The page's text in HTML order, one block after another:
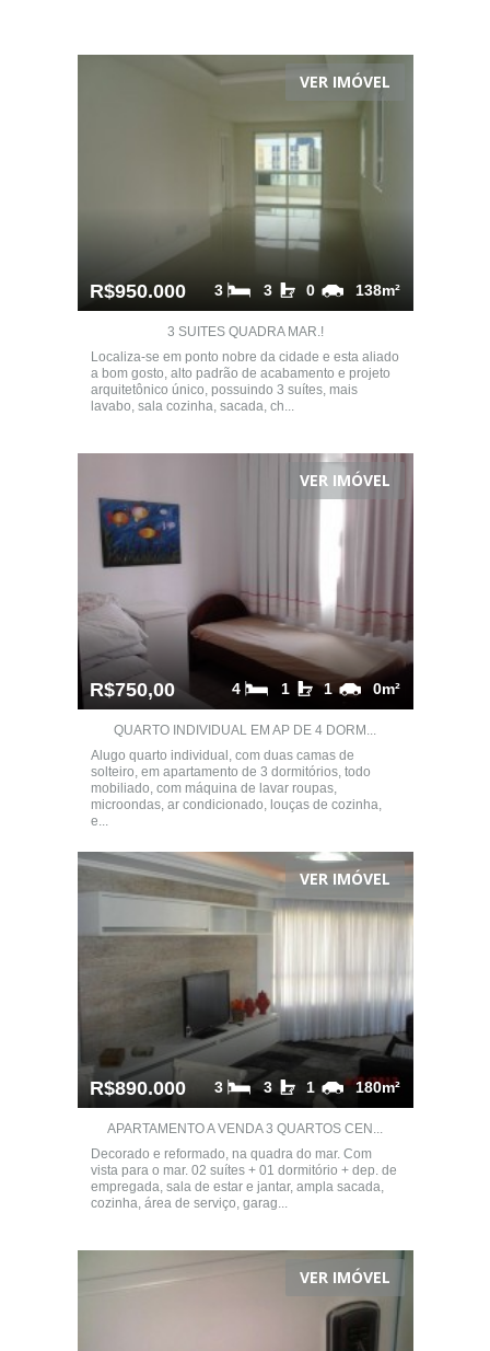
VER IMÓVEL
R$950.000 138m²
0
3
3
3 SUITES QUADRA MAR.!
Localiza-se em ponto nobre da cidade e esta aliado
a bom gosto, alto padrão de acabamento e projeto
arquitetônico único, possuindo 3 suítes, mais
lavabo, sala cozinha, sacada, ch...
VER IMÓVEL
R$750,00 0m²
1
1
4
QUARTO INDIVIDUAL EM AP DE 4 DORM...
Alugo quarto individual, com duas camas de
solteiro, em apartamento de 3 dormitórios, todo
mobiliado, com máquina de lavar roupas,
microondas, ar condicionado, louças de cozinha,
e...
VER IMÓVEL
R$890.000 180m²
1
3
3
APARTAMENTO A VENDA 3 QUARTOS CEN...
Decorado e reformado, na quadra do mar. Com
vista para o mar. 02 suítes + 01 dormitório + dep. de
empregada, sala de estar e jantar, ampla sacada,
cozinha, área de serviço, garag...
VER IMÓVEL